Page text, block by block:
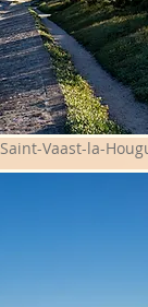
Saint-Vaast-la-